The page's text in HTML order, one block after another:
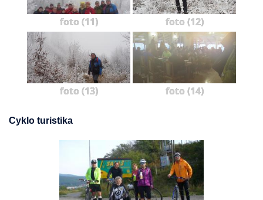
foto (11) foto (12)
foto (13) foto (14)
Cyklo turistika